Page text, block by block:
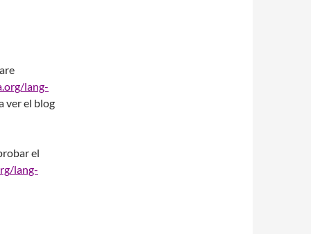
lang-
ver el blog
el
lang-